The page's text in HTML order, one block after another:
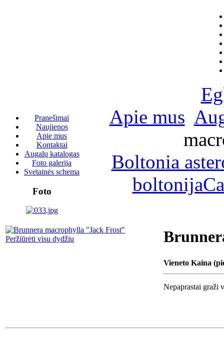
Pranešimai
Naujienos
Apie mus
Kontaktai
Augalų katalogas
Foto galerija
Svetainės schema
Foto
Apie mus
Boltonia
boltonija
Peržiūrėti visu dydžiu
Vieneto Kaina
Nepaprastai graži